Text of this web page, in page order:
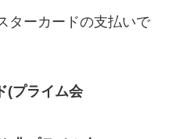
ターカードの支払いで
(プライム会